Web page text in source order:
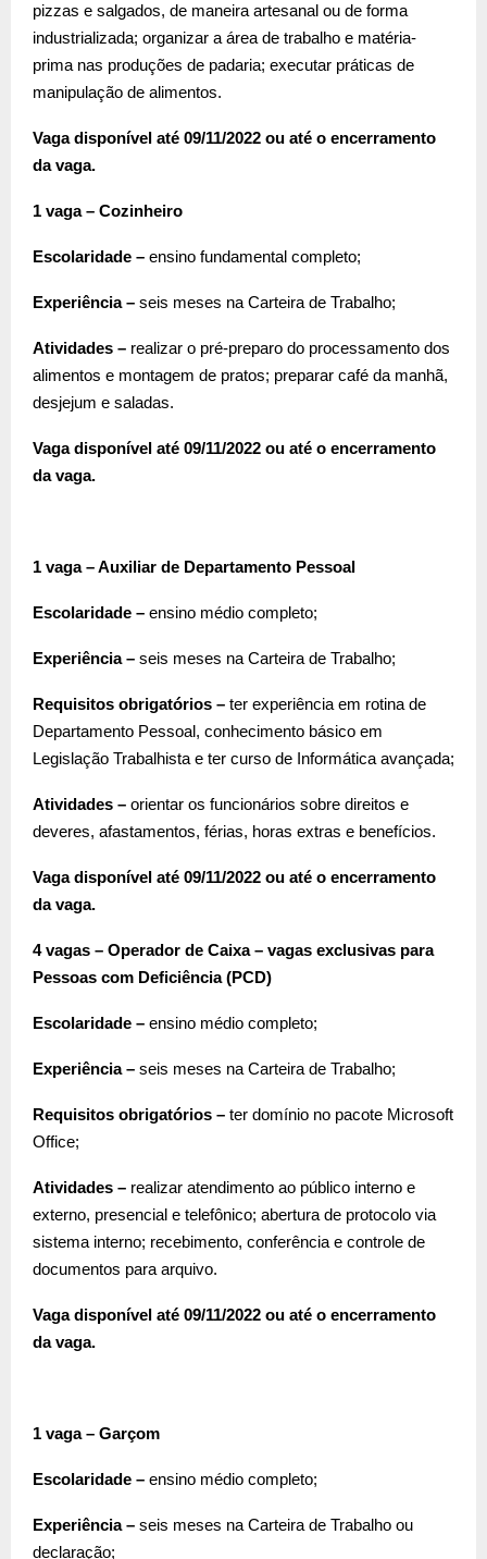
pizzas e salgados, de maneira artesanal ou de forma
industrializada; organizar a área de trabalho e matéria-
prima nas produções de padaria; executar práticas de
manipulação de alimentos.
Vaga disponível até 09/11/2022 ou até o encerramento
da vaga.
1 vaga – Cozinheiro
Escolaridade – ensino fundamental completo;
Experiência – seis meses na Carteira de Trabalho;
Atividades – realizar o pré-preparo do processamento dos
alimentos e montagem de pratos; preparar café da manhã,
desjejum e saladas.
Vaga disponível até 09/11/2022 ou até o encerramento
da vaga.
1 vaga – Auxiliar de Departamento Pessoal
Escolaridade – ensino médio completo;
Experiência – seis meses na Carteira de Trabalho;
Requisitos obrigatórios – ter experiência em rotina de
Departamento Pessoal, conhecimento básico em
Legislação Trabalhista e ter curso de Informática avançada;
Atividades – orientar os funcionários sobre direitos e
deveres, afastamentos, férias, horas extras e benefícios.
Vaga disponível até 09/11/2022 ou até o encerramento
da vaga.
4 vagas – Operador de Caixa – vagas exclusivas para
Pessoas com Deficiência (PCD)
Escolaridade – ensino médio completo;
Experiência – seis meses na Carteira de Trabalho;
Requisitos obrigatórios – ter domínio no pacote Microsoft
Office;
Atividades – realizar atendimento ao público interno e
externo, presencial e telefônico; abertura de protocolo via
sistema interno; recebimento, conferência e controle de
documentos para arquivo.
Vaga disponível até 09/11/2022 ou até o encerramento
da vaga.
1 vaga – Garçom
Escolaridade – ensino médio completo;
Experiência – seis meses na Carteira de Trabalho ou
declaração;